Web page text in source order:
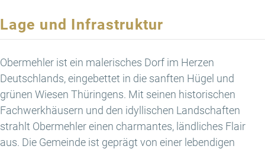
Lage und Infrastruktur
Obermehler ist ein malerisches Dorf im Herzen
Deutschlands, eingebettet in die sanften Hügel und
grünen Wiesen Thüringens. Mit seinen historischen
Fachwerkhäusern und den idyllischen Landschaften
strahlt Obermehler einen charmantes, ländliches Flair
aus. Die Gemeinde ist geprägt von einer lebendigen